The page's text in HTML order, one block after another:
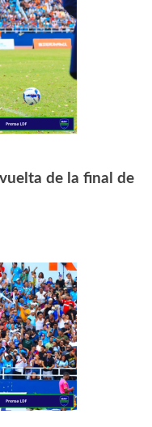
de la final de